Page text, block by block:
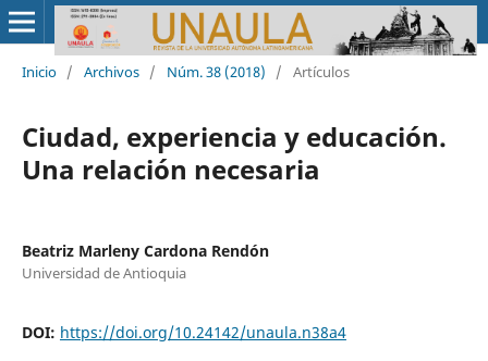
Inicio / Archivos / Núm. 38 (2018) / Artículos
Ciudad, experiencia y educación.
Una relación necesaria
Beatriz Marleny Cardona Rendón
Universidad de Antioquia
DOI: https://doi.org/10.24142/unaula.n38a4